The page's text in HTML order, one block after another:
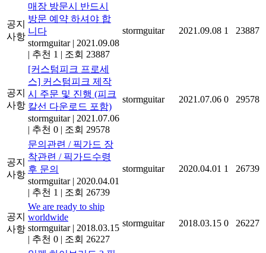
공지
사항
매장 방문시 반드시
방문 예약 하셔야 합
니다
stormguitar | 2021.09.08
| 추천 1 | 조회 23887
stormguitar 2021.09.08 1 23887
공지
사항
[커스텀피크 프로세
스] 커스텀피크 제작
시 주문 및 진행 (피크
칼선 다운로드 포함)
stormguitar | 2021.07.06
| 추천 0 | 조회 29578
stormguitar 2021.07.06 0 29578
공지
사항
문의관련 / 픽가드 장
착관련 / 픽가드수령
후 문의
stormguitar | 2020.04.01
| 추천 1 | 조회 26739
stormguitar 2020.04.01 1 26739
공지
사항
We are ready to ship
worldwide
stormguitar | 2018.03.15
| 추천 0 | 조회 26227
stormguitar 2018.03.15 0 26227